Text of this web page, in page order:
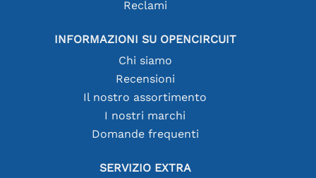
Reclami
INFORMAZIONI SU OPENCIRCUIT
Chi siamo
Recensioni
Il nostro assortimento
I nostri marchi
Domande frequenti
SERVIZIO EXTRA